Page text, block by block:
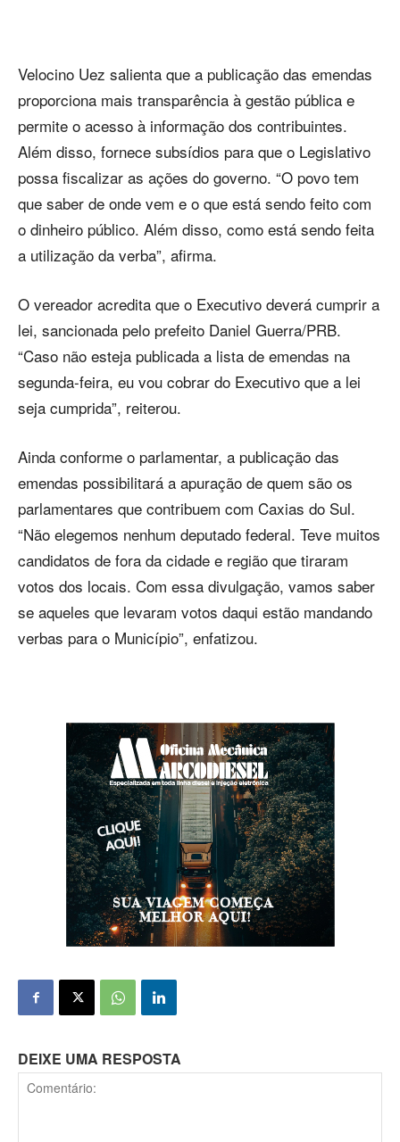
Velocino Uez salienta que a publicação das emendas
proporciona mais transparência à gestão pública e
permite o acesso à informação dos contribuintes.
Além disso, fornece subsídios para que o Legislativo
possa fiscalizar as ações do governo. “O povo tem
que saber de onde vem e o que está sendo feito com
o dinheiro público. Além disso, como está sendo feita
a utilização da verba”, afirma.
O vereador acredita que o Executivo deverá cumprir a
lei, sancionada pelo prefeito Daniel Guerra/PRB.
“Caso não esteja publicada a lista de emendas na
segunda-feira, eu vou cobrar do Executivo que a lei
seja cumprida”, reiterou.
Ainda conforme o parlamentar, a publicação das
emendas possibilitará a apuração de quem são os
parlamentares que contribuem com Caxias do Sul.
“Não elegemos nenhum deputado federal. Teve muitos
candidatos de fora da cidade e região que tiraram
votos dos locais. Com essa divulgação, vamos saber
se aqueles que levaram votos daqui estão mandando
verbas para o Município”, enfatizou.
DEIXE UMA RESPOSTA